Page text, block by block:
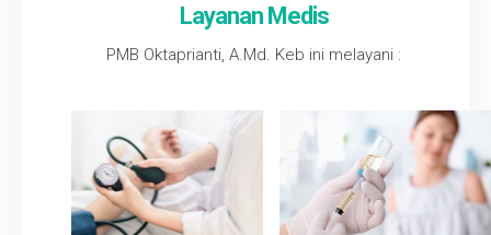
Layanan Medis
PMB Oktaprianti, A.Md. Keb ini melayani :